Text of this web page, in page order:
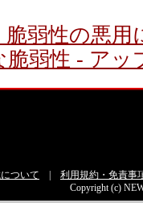
脆弱性の悪用
脆弱性 - ア
ついて
利用規約・免責事
Copyright (c)